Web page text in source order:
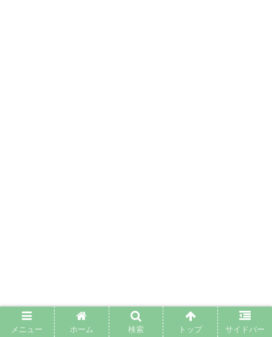
メニュー ホーム 検索 トップ サイドバー